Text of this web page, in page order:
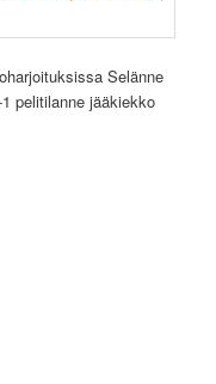
Selänne
pelitilanne jääkiekko